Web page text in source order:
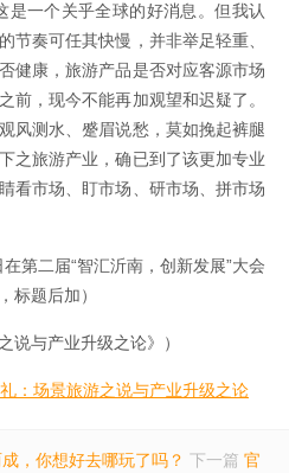
是一个关乎全球的好消息。但我认
节奏可任其快慢，并非举足轻重、
健康，旅游产品是否对应客源市场
前，现今不能再加观望和迟疑了。
风测水、蹙眉说愁，莫如挽起裤腿
之旅游产业，确已到了该更加专业
看市场、盯市场、研市场、拼市场
第二届“智汇沂南，创新发展”大会
标题后加）
说与产业升级之论》）
：场景旅游之说与产业升级之论
，你想好去哪玩了吗？ 下一篇 官